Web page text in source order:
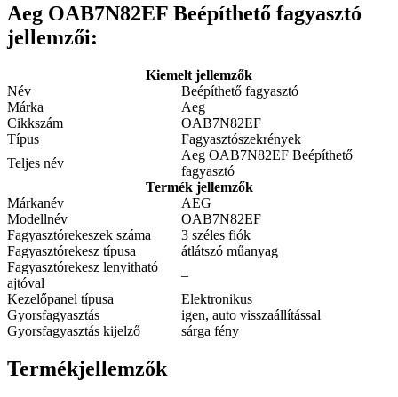
Aeg OAB7N82EF Beépíthető fagyasztó
jellemzői:
Kiemelt jellemzők
Név
Beépíthető fagyasztó
Márka
Aeg
Cikkszám
OAB7N82EF
Típus
Fagyasztószekrények
Teljes név
Aeg OAB7N82EF Beépíthető
fagyasztó
Termék jellemzők
Márkanév
AEG
Modellnév
OAB7N82EF
Fagyasztórekeszek száma
3 széles fiók
Fagyasztórekesz típusa
átlátszó műanyag
Fagyasztórekesz lenyitható
ajtóval
–
Kezelőpanel típusa
Elektronikus
Gyorsfagyasztás
igen, auto visszaállítással
Gyorsfagyasztás kijelző
sárga fény
Termékjellemzők